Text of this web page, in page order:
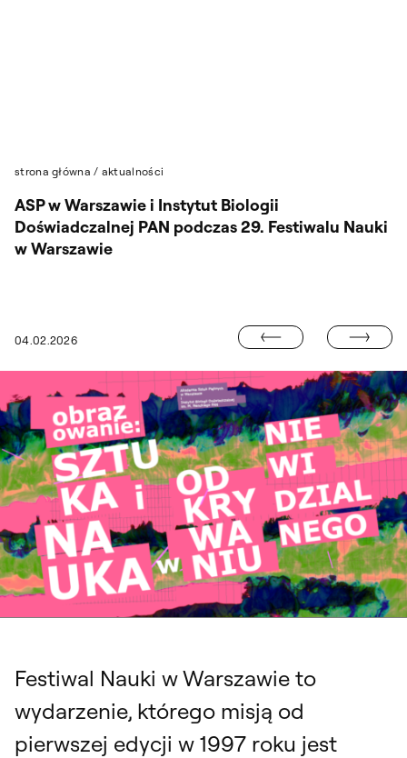
strona główna / aktualności
04.02.2026
ASP w Warszawie i Instytut Biologii
Doświadczalnej PAN podczas 29. Festiwalu Nauki
w Warszawie
GRANICE RZECZYWISTOŚCI
REKRUTACJA
Festiwal Nauki w Warszawie to
wydarzenie, którego misją od
pierwszej edycji w 1997 roku jest